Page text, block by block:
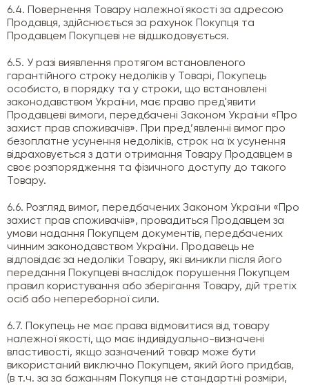
6.4. Повернення Товару належної якості за адресою
Продавця, здійснюється за рахунок Покупця та
Продавцем Покупцеві не відшкодовується.
6.5. У разі виявлення протягом встановленого
гарантійного строку недоліків у Товарі, Покупець
особисто, в порядку та у строки, що встановлені
законодавством України, має право пред'явити
Продавцеві вимоги, передбачені Законом України «Про
захист прав споживачів». При пред’явленні вимог про
безоплатне усунення недоліків, строк на їх усунення
відраховується з дати отримання Товару Продавцем в
своє розпорядження та фізичного доступу до такого
Товару.
6.6. Розгляд вимог, передбачених Законом України «Про
захист прав споживачів», провадиться Продавцем за
умови надання Покупцем документів, передбачених
чинним законодавством України. Продавець не
відповідає за недоліки Товару, які виникли після його
передання Покупцеві внаслідок порушення Покупцем
правил користування або зберігання Товару, дій третіх
осіб або непереборної сили.
6.7. Покупець не має права відмовитися від товару
належної якості, що має індивідуально-визначені
властивості, якщо зазначений товар може бути
використаний виключно Покупцем, який його придбав,
(в т.ч. за за бажанням Покупця не стандартні розміри,